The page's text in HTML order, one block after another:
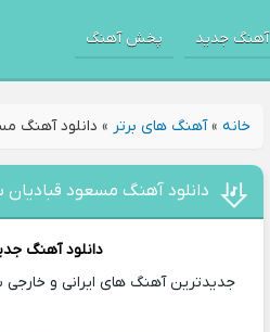
آهنگ جدید پخش آهنگ
خانه »آهنگ های برتر » دانلود آهنگ
دانلود آهنگ مسعود قبادیان
دانلود آهنگ
جدیدترین آهنگ های ایرانی و